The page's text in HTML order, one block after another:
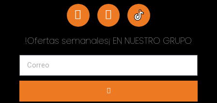
!Ofertas semanales¡ EN NUESTRO GRUPO